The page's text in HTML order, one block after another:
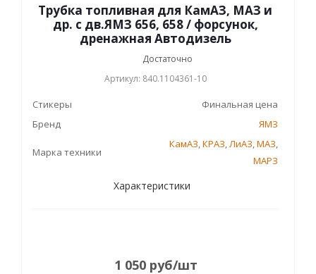
Трубка топливная для КамАЗ, МАЗ и
др. с дв.ЯМЗ 656, 658 / форсунок,
дренажная Автодизель
Достаточно
Артикул: 840.1104361-10
Стикеры
Финальная цена
Бренд
ЯМЗ
Марка техники
КамАЗ,КРАЗ,ЛиАЗ,МАЗ,
МАРЗ
Характеристики
1 050руб/шт